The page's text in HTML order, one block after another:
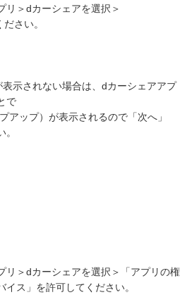
リ＞dカーシェアを選択＞
さい。
示されない場合は、dカーシェアアプ
で
アップ）が表示されるので「次へ」
リ＞dカーシェアを選択＞「アプリの権
ス」を許可してください。